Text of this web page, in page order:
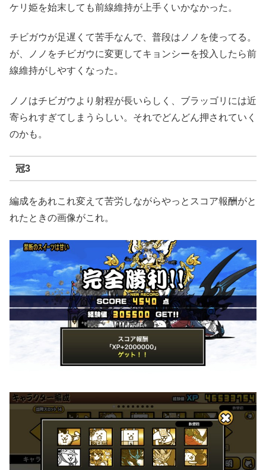
ケリ姫を始末しても前線維持が上手くいかなかった。
チビガウが足遅くて苦手なんで、普段はノノを使ってる。
が、ノノをチビガウに変更してキョンシーを投入したら前
線維持がしやすくなった。
ノノはチビガウより射程が長いらしく、ブラッゴリには近
寄られすぎてしまうらしい。それでどんどん押されていく
のかも。
冠3
編成をあれこれ変えて苦労しながらやっとスコア報酬がと
れたときの画像がこれ。